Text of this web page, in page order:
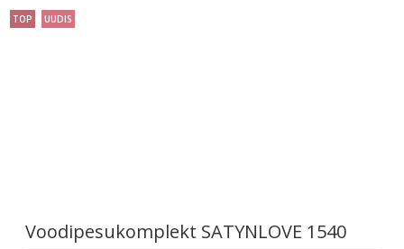
TOP UUDIS
Voodipesukomplekt SATYNLOVE 1540